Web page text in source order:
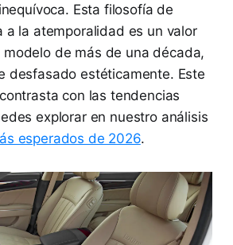
Esta filosofía de
a la atemporalidad es un valor
de más de una década,
desfasado estéticamente. Este
con las tendencias
explorar en nuestro análisis
esperados de 2026.